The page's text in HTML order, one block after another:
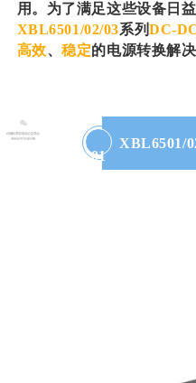
用。为了满足这些设备日
XBL6501/02/03系列DC-
高效、稳定的电源转换解决
01
XBL6501/